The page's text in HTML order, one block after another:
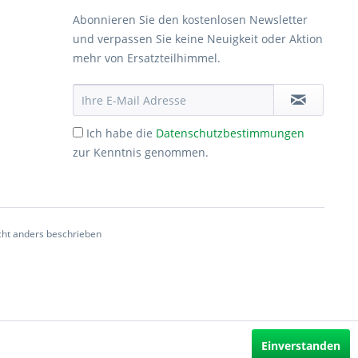
Abonnieren Sie den kostenlosen Newsletter
und verpassen Sie keine Neuigkeit oder Aktion
mehr von Ersatzteilhimmel.
Ich habe die Datenschutzbestimmungen
zur Kenntnis genommen.
anders beschrieben
Einverstanden